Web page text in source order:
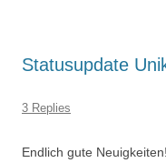
Statusupdate
3 Replies
Endlich gute